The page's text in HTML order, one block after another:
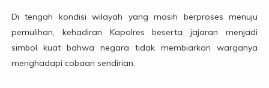
Di tengah kondisi wilayah yang masih berproses menuju
pemulihan, kehadiran Kapolres beserta jajaran menjadi
simbol kuat bahwa negara tidak membiarkan warganya
menghadapi cobaan sendirian.